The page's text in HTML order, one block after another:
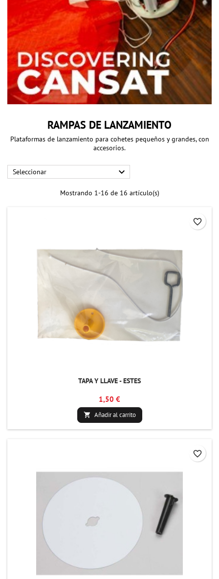
RAMPAS DE LANZAMIENTO
Plataformas de lanzamiento para cohetes pequeños y grandes, con
accesorios.
Seleccionar 
Mostrando 1-16 de 16 artículo(s)
TAPA Y LLAVE - ESTES
1,50 €
 Añadir al carrito
favorite_border
favorite_border